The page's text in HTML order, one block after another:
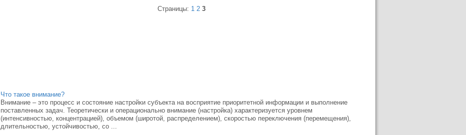
Страницы: 1 2 3
Что такое внимание?
Внимание – это процесс и состояние настройки субъекта на восприятие приоритетной информации и выполнение
поставленных задач. Теоретически и операционально внимание (настройка) характеризуется уровнем
(интенсивностью, концентрацией), объемом (широтой, распределением), скоростью переключения (перемещения),
длительностью, устойчивостью, со ...